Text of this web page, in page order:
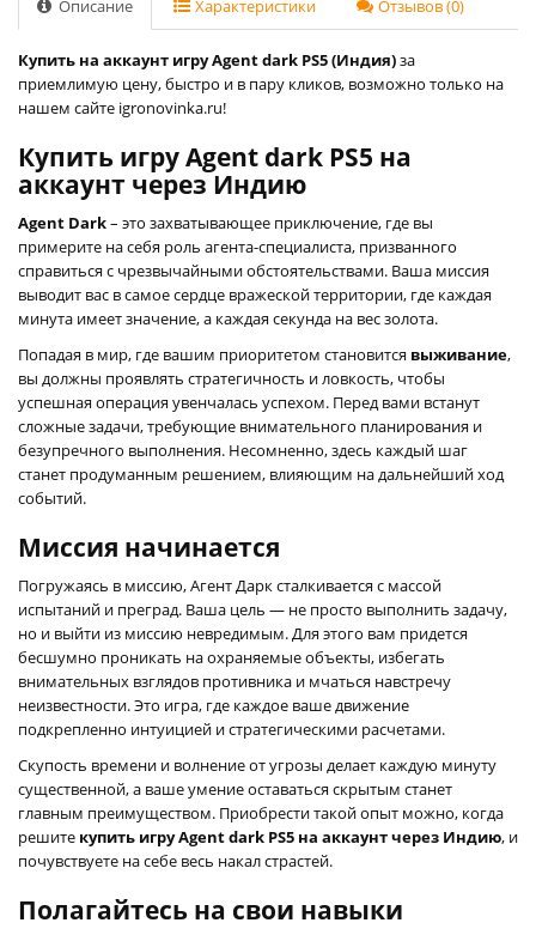
Описание Характеристики Отзывов (0)
Купить на аккаунт игру Agent dark PS5 (Индия)за
приемлимую цену, быстро и в пару кликов, возможно только на
нашем сайте igronovinka.ru!
Купить игру Agent dark PS5 на
аккаунт через Индию
Agent Dark– это захватывающее приключение, где вы
примерите на себя роль агента-специалиста, призванного
справиться с чрезвычайными обстоятельствами. Ваша миссия
выводит вас в самое сердце вражеской территории, где каждая
минута имеет значение, а каждая секунда на вес золота.
Попадая в мир, где вашим приоритетом становится выживание,
вы должны проявлять стратегичность и ловкость, чтобы
успешная операция увенчалась успехом. Перед вами встанут
сложные задачи, требующие внимательного планирования и
безупречного выполнения. Несомненно, здесь каждый шаг
станет продуманным решением, влияющим на дальнейший ход
событий.
Миссия начинается
Погружаясь в миссию, Агент Дарк сталкивается с массой
испытаний и преград. Ваша цель — не просто выполнить задачу,
но и выйти из миссию невредимым. Для этого вам придется
бесшумно проникать на охраняемые объекты, избегать
внимательных взглядов противника и мчаться навстречу
неизвестности. Это игра, где каждое ваше движение
подкрепленно интуицией и стратегическими расчетами.
Скупость времени и волнение от угрозы делает каждую минуту
существенной, а ваше умение оставаться скрытым станет
главным преимуществом. Приобрести такой опыт можно, когда
решите купить игру Agent dark PS5 на аккаунт через Индию, и
почувствуете на себе весь накал страстей.
Полагайтесь на свои навыки